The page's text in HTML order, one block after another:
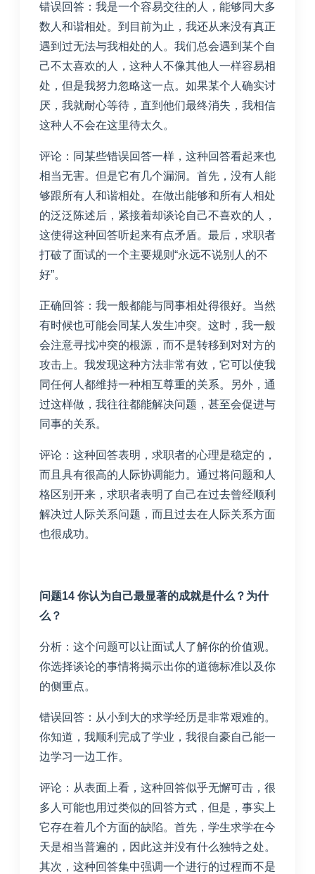
错误回答：我是一个容易交往的人，能够同大多
数人和谐相处。到目前为止，我还从来没有真正
遇到过无法与我相处的人。我们总会遇到某个自
己不太喜欢的人，这种人不像其他人一样容易相
处，但是我努力忽略这一点。如果某个人确实讨
厌，我就耐心等待，直到他们最终消失，我相信
这种人不会在这里待太久。
评论：同某些错误回答一样，这种回答看起来也
相当无害。但是它有几个漏洞。首先，没有人能
够跟所有人和谐相处。在做出能够和所有人相处
的泛泛陈述后，紧接着却谈论自己不喜欢的人，
这使得这种回答听起来有点矛盾。最后，求职者
打破了面试的一个主要规则“永远不说别人的不
好”。
正确回答：我一般都能与同事相处得很好。当然
有时候也可能会同某人发生冲突。这时，我一般
会注意寻找冲突的根源，而不是转移到对对方的
攻击上。我发现这种方法非常有效，它可以使我
同任何人都维持一种相互尊重的关系。另外，通
过这样做，我往往都能解决问题，甚至会促进与
同事的关系。
评论：这种回答表明，求职者的心理是稳定的，
而且具有很高的人际协调能力。通过将问题和人
格区别开来，求职者表明了自己在过去曾经顺利
解决过人际关系问题，而且过去在人际关系方面
也很成功。
问题14 你认为自己最显著的成就是什么？为什
么？
分析：这个问题可以让面试人了解你的价值观。
你选择谈论的事情将揭示出你的道德标准以及你
的侧重点。
错误回答：从小到大的求学经历是非常艰难的。
你知道，我顺利完成了学业，我很自豪自己能一
边学习一边工作。
评论：从表面上看，这种回答似乎无懈可击，很
多人可能也用过类似的回答方式，但是，事实上
它存在着几个方面的缺陷。首先，学生求学在今
天是相当普遍的，因此这并没有什么独特之处。
其次，这种回答集中强调一个进行的过程而不是